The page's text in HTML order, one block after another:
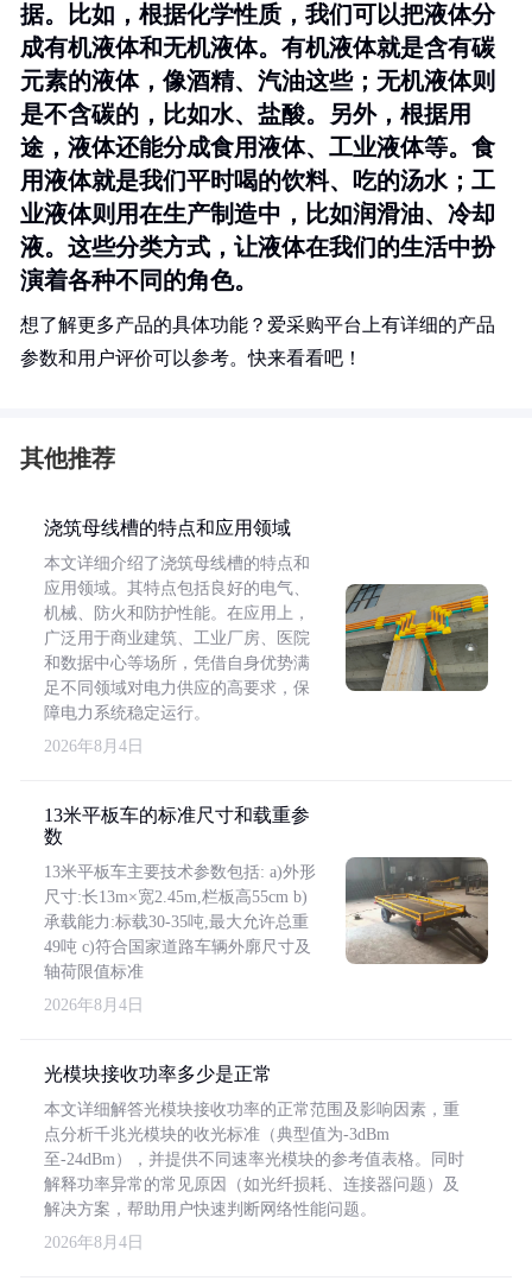
据。比如，根据化学性质，我们可以把液体分
成有机液体和无机液体。有机液体就是含有碳
元素的液体，像酒精、汽油这些；无机液体则
是不含碳的，比如水、盐酸。另外，根据用
途，液体还能分成食用液体、工业液体等。食
用液体就是我们平时喝的饮料、吃的汤水；工
业液体则用在生产制造中，比如润滑油、冷却
液。这些分类方式，让液体在我们的生活中扮
演着各种不同的角色。
想了解更多产品的具体功能？爱采购平台上有详细的产品
参数和用户评价可以参考。快来看看吧！
其他推荐
浇筑母线槽的特点和应用领域
本文详细介绍了浇筑母线槽的特点和
应用领域。其特点包括良好的电气、
机械、防火和防护性能。在应用上，
广泛用于商业建筑、工业厂房、医院
和数据中心等场所，凭借自身优势满
足不同领域对电力供应的高要求，保
障电力系统稳定运行。
2026年8月4日
13米平板车的标准尺寸和载重参
数
13米平板车主要技术参数包括: a)外形
尺寸:长13m×宽2.45m,栏板高55cm b)
承载能力:标载30-35吨,最大允许总重
49吨 c)符合国家道路车辆外廓尺寸及
轴荷限值标准
2026年8月4日
光模块接收功率多少是正常
本文详细解答光模块接收功率的正常范围及影响因素，重
点分析千兆光模块的收光标准（典型值为-3dBm
至-24dBm），并提供不同速率光模块的参考值表格。同时
解释功率异常的常见原因（如光纤损耗、连接器问题）及
解决方案，帮助用户快速判断网络性能问题。
2026年8月4日